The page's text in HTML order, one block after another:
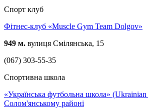
Спорт клуб
Фітнес-клуб «Muscle Gym Team Dolgov»
949 м. вулиця Смілянська, 15
(067) 303-55-35
Спортивна школа
«Українська футбольна школа»
Солом'янському районі